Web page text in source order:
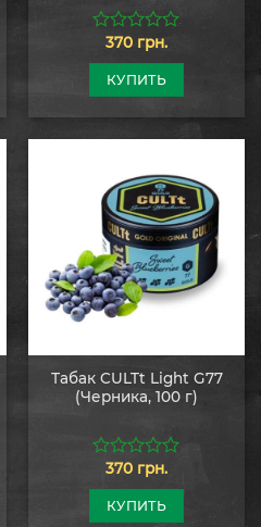
из
370 грн.
КУПИТЬ
Табак CULTt Light G77
(Черника, 100 г)
из
370 грн.
КУПИТЬ